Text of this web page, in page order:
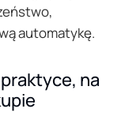
automatykę.
na